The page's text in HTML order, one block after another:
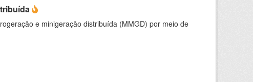
e minigeração distribuída (MMGD) por meio de